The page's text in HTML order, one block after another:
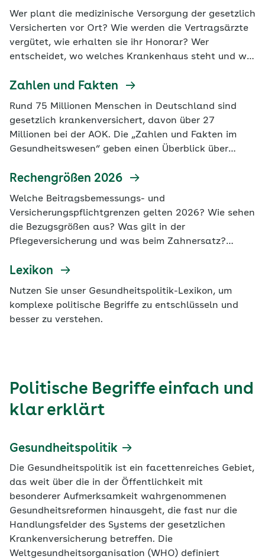
verzeichnet.
Wer plant die medizinische Versorgung der gesetzlich
Versicherten vor Ort? Wie werden die Vertragsärzte
vergütet, wie erhalten sie ihr Honorar? Wer
entscheidet, wo welches Krankenhaus steht und wie
wie kommen überhaupt die Beitragsgelder von
und Apothekern? Die Hintergründe erklären, wie
einzelne wichtige Bereiche der gesetzlichen
Krankenversicherung (GKV) aufgebaut sind und wie
sie grundsätzlich funktionieren - mit aktuellen Daten
und Fakten.
Zahlen und Fakten
Rund 75 Millionen Menschen in Deutschland sind
gesetzlich krankenversichert, davon über 27
Millionen bei der AOK. Die „Zahlen und Fakten im
Gesundheitswesen“ geben einen Überblick über
weitere Bereiche in der gesetzlichen
Rechengrößen 2026
Welche Beitragsbemessungs- und
Versicherungspflichtgrenzen gelten 2026? Wie sehen
die Bezugsgrößen aus? Was gilt in der
Pflegeversicherung und was beim Zahnersatz?
Krankenversicherung oder bei den Zuzahlungen zu
Z(uzahlung)“ sind die Rechengrößen für 2026 in der
gesetzlichen Kranken- und sozialen
Lexikon
Nutzen Sie unser Gesundheitspolitik-Lexikon, um
komplexe politische Begriffe zu entschlüsseln und
besser zu verstehen.
Politische Begriffe einfach und
klar erklärt
Gesundheitspolitik
Die Gesundheitspolitik ist ein facettenreiches Gebiet,
das weit über die in der Öffentlichkeit mit
besonderer Aufmerksamkeit wahrgenommenen
Gesundheitsreformen hinausgeht, die fast nur die
Handlungsfelder des Systems der gesetzlichen
Krankenversicherung betreffen. Die
Weltgesundheitsorganisation (WHO) definiert